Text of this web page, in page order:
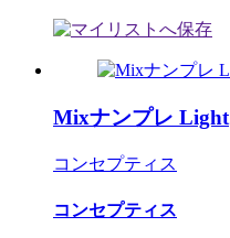
Mixナンプレ Light
コンセプティス
コンセプティス